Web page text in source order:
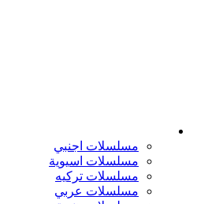
مسلسلات اجنبي
مسلسلات اسيوية
مسلسلات تركيه
مسلسلات عربي